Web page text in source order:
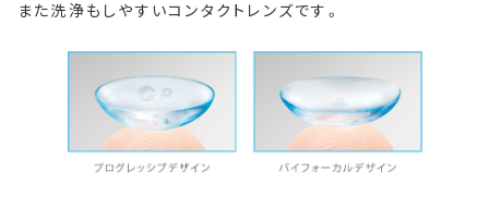
また洗浄もしやすいコンタクトレンズです。